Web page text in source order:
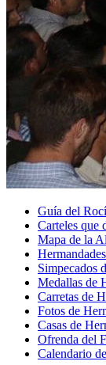
Guía del
Carteles que
Mapa de la
Simpecados
Medallas de
Carretas de
Fotos de
Casas de
Ofrenda del
Calendario